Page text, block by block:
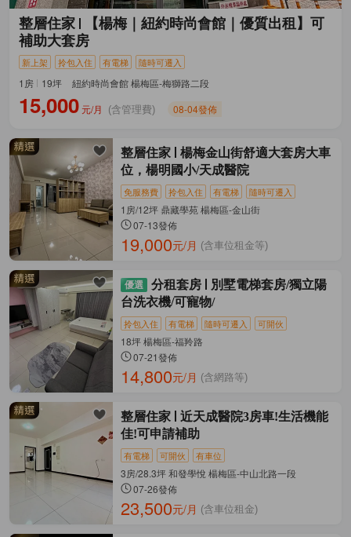
整層住家
【楊梅｜紐約時尚會館｜優質出租】可
補助大套房
新上架 拎包入住 有電梯 隨時可遷入
1房 19坪 紐約時尚會館 楊梅區-梅獅路二段
15,000 元/月 (含管理費) 08-04發佈
整層住家
楊梅金山街舒適大套房大車
位，楊明國小/天成醫院
免服務費 拎包入住 有電梯 隨時可遷入
1房/12坪 鼎藏學苑 楊梅區-金山街
07-13發佈
19,000元/月 (含車位租金等)
分租套房
別墅電梯套房/獨立陽
台洗衣機/可寵物/
拎包入住 有電梯 隨時可遷入 可開伙
18坪 楊梅區-福羚路
07-21發佈
14,800元/月 (含網路等)
整層住家
近天成醫院3房車!生活機能
佳!可申請補助
有電梯 可開伙 有車位
3房/28.3坪 和發學悅 楊梅區-中山北路一段
07-26發佈
23,500元/月 (含車位租金)